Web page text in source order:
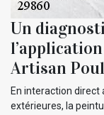
Un
Artisan
En interaction direct
extérieures, la